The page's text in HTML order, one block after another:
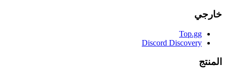
خارجي
Top.gg
Discord Discovery
المنتج